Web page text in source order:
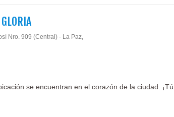
Nro. 909 (Central) - La Paz,
se encuentran en el corazón de la ciudad. ¡Tú